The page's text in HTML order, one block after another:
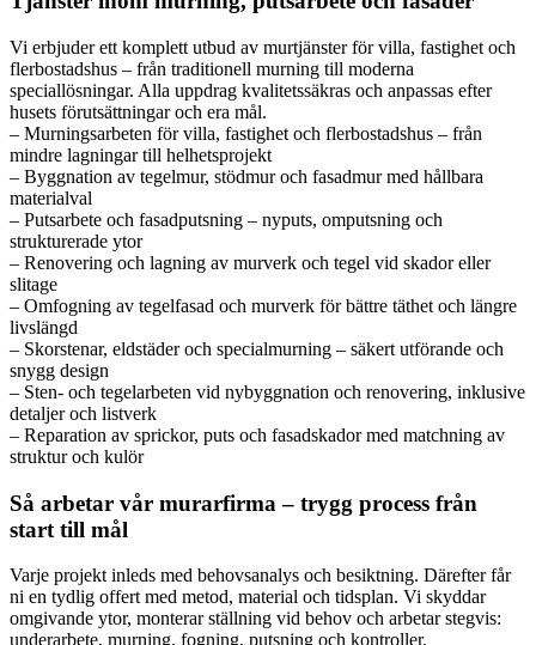
Vi erbjuder ett komplett utbud av murtjänster för villa, fastighet och
flerbostadshus – från traditionell murning till moderna
speciallösningar. Alla uppdrag kvalitetssäkras och anpassas efter
husets förutsättningar och era mål.
– Murningsarbeten för villa, fastighet och flerbostadshus – från
mindre lagningar till helhetsprojekt
– Byggnation av tegelmur, stödmur och fasadmur med hållbara
materialval
– Putsarbete och fasadputsning – nyputs, omputsning och
strukturerade ytor
– Renovering och lagning av murverk och tegel vid skador eller
slitage
– Omfogning av tegelfasad och murverk för bättre täthet och längre
livslängd
– Skorstenar, eldstäder och specialmurning – säkert utförande och
snygg design
– Sten- och tegelarbeten vid nybyggnation och renovering, inklusive
detaljer och listverk
– Reparation av sprickor, puts och fasadskador med matchning av
struktur och kulör
Så arbetar vår murarfirma – trygg process från
start till mål
Varje projekt inleds med behovsanalys och besiktning. Därefter får
ni en tydlig offert med metod, material och tidsplan. Vi skyddar
omgivande ytor, monterar ställning vid behov och arbetar stegvis:
underarbete, murning, fogning, putsning och kontroller.